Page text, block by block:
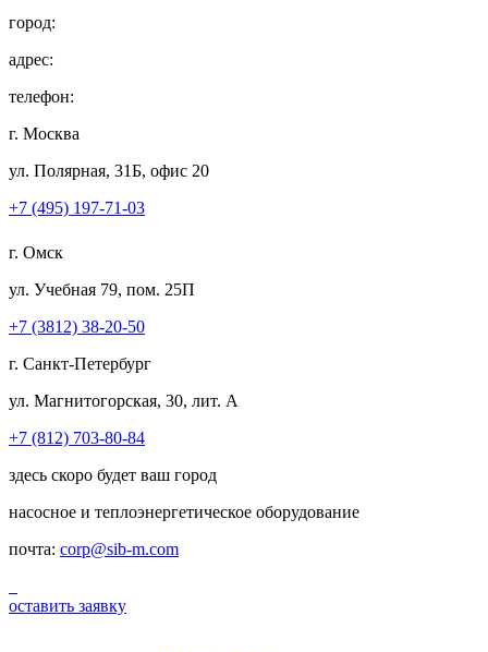
город:
адрес:
телефон:
г. Москва
ул. Полярная, 31Б, офис 20
+7 (495) 197-71-03
г. Омск
ул. Учебная 79, пом. 25П
+7 (3812) 38-20-50
г. Санкт-Петербург
ул. Магнитогорская, 30, лит. А
+7 (812) 703-80-84
здесь скоро будет ваш город
насосное и теплоэнергетическое оборудование
почта: corp@sib-m.com
оставить заявку